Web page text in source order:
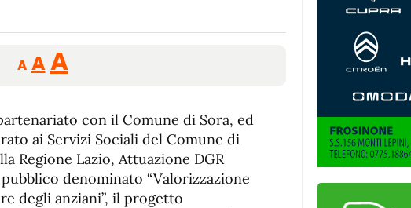
A
Reducir
tamaño
A Restablecer
tamaño
de
fuente
AAumentar
de
fuente.
con il Comune di Sora, ed
ai Servizi Sociali del Comune di
Regione Lazio, Attuazione DGR
pubblico denominato “Valorizzazione
degli anziani”, il progetto